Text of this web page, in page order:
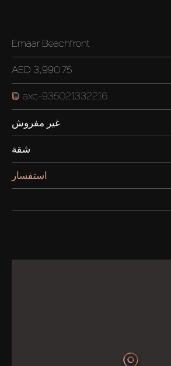
Emaar Beachfront
3,990.75 AED
axc-935021332216
غير مفروش
شقة
استفسار